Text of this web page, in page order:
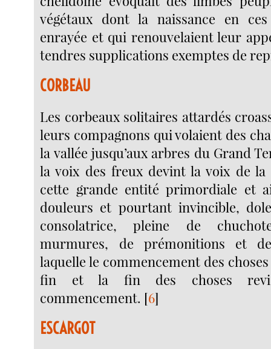
végétaux dont la naissance en
enrayée et qui renouvelaient leur
tendres supplications exemptes de
CORBEAU
Les corbeaux solitaires attardés
leurs compagnons qui volaient des
la vallée jusqu’aux arbres du Grand
la voix des freux devint la voix de
cette grande entité primordiale et
douleurs et pourtant invincible,
consolatrice, pleine de
murmures, de prémonitions et
laquelle le commencement des
fin et la fin des choses
commencement. [6]
ESCARGOT